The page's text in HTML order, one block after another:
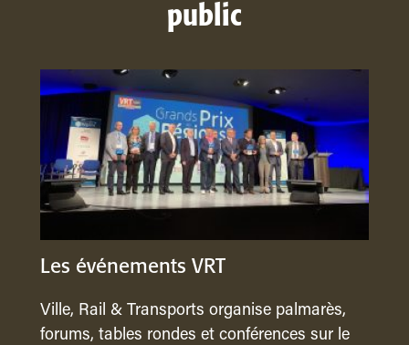
public
Les événements VRT
Ville, Rail & Transports organise palmarès,
forums, tables rondes et conférences sur le